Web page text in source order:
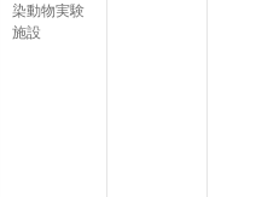
染動物実験
施設